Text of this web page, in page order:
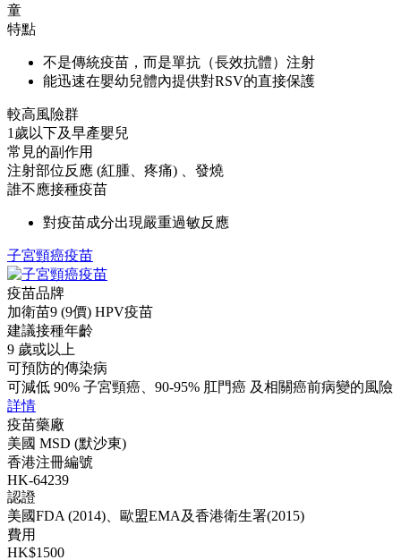
童
特點
不是傳統疫苗，而是單抗（長效抗體）注射
能迅速在嬰幼兒體內提供對RSV的直接保護
較高風險群
1歲以下及早產嬰兒
常見的副作用
注射部位反應 (紅腫、疼痛) 、發燒
誰不應接種疫苗
對疫苗成分出現嚴重過敏反應
子宮頸癌疫苗
疫苗品牌
加衛苗9 (9價) HPV疫苗
建議接種年齡
9 歲或以上
可預防的傳染病
可減低 90% 子宮頸癌、90-95% 肛門癌 及相關癌前病變的風險
詳情
疫苗藥廠
美國 MSD (默沙東)
香港注冊編號
HK-64239
認證
美國FDA (2014)、歐盟EMA及香港衛生署(2015)
費用
HK$1500